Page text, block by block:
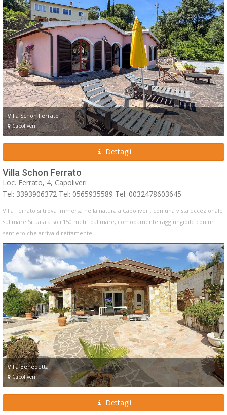
Villa Schon Ferrato
Capoliveri
Dettagli
Villa Schon Ferrato
Loc. Ferrato, 4, Capoliveri
Tel: 3393906372 Tel: 0565935589 Tel: 0032478603645
Villa Ferrato si trova immersa nella natura a Capoliveri, con una vista eccezionale
sul mare.Situata a soli 150 metri dal mare, comodamente raggiungibile con un
sentiero che arriva direttamente ...
Villa Benedetta
Capoliveri
Dettagli